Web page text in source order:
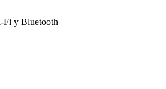
Fi y Bluetooth